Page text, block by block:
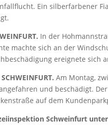
Ein silberfarbener
In der
machte sich an der
ereignete sich
Am Montag,
und beschädigt.
auf dem
Schweinfurt unter